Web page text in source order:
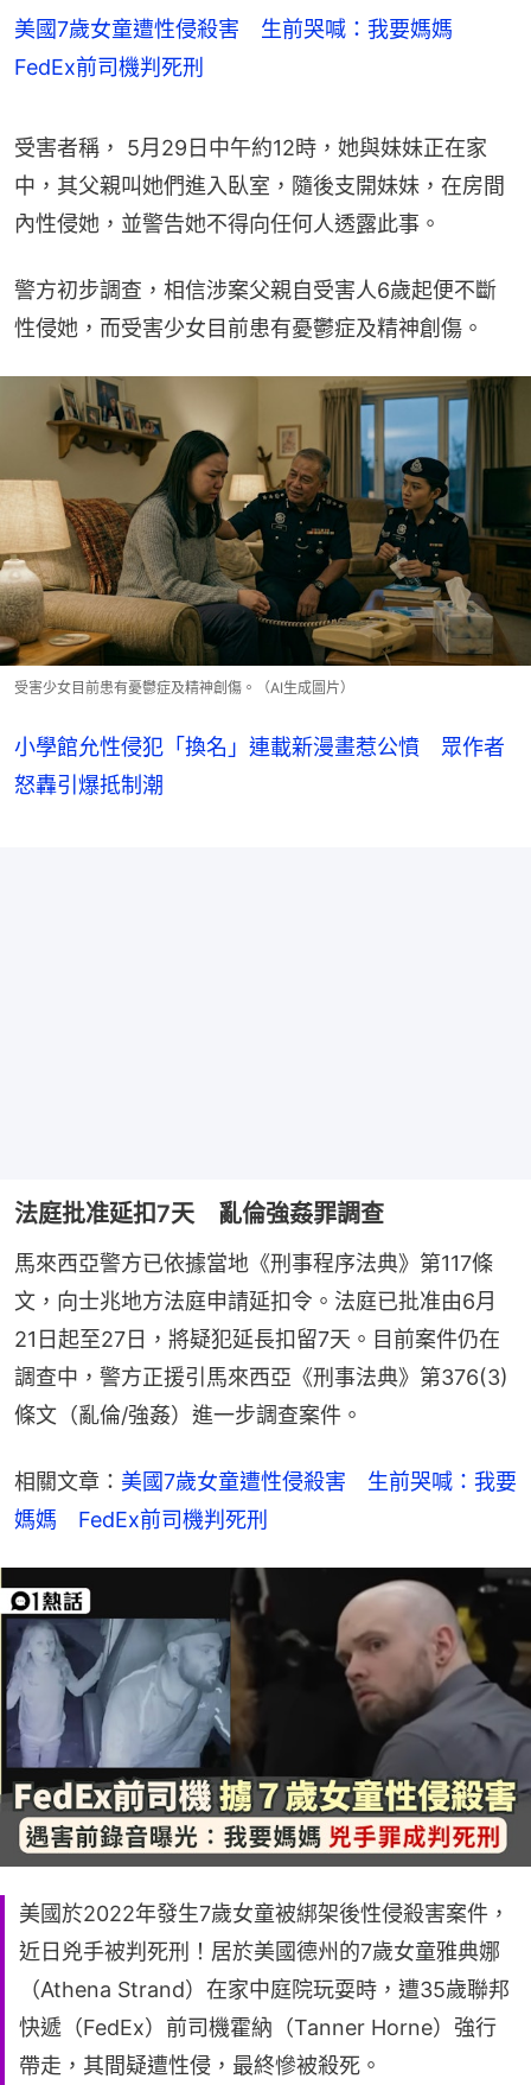
美國7歲女童遭性侵殺害 生前哭喊：我要媽媽
FedEx前司機判死刑
受害者稱， 5月29日中午約12時，她與妹妹正在家
中，其父親叫她們進入臥室，隨後支開妹妹，在房間
內性侵她，並警告她不得向任何人透露此事。
警方初步調查，相信涉案父親自受害人6歲起便不斷
性侵她，而受害少女目前患有憂鬱症及精神創傷。
受害少女目前患有憂鬱症及精神創傷。（AI生成圖片）
小學館允性侵犯「換名」連載新漫畫惹公憤 眾作者
怒轟引爆抵制潮
法庭批准延扣7天 亂倫強姦罪調查
馬來西亞警方已依據當地《刑事程序法典》第117條
文，向士兆地方法庭申請延扣令。法庭已批准由6月
21日起至27日，將疑犯延長扣留7天。目前案件仍在
調查中，警方正援引馬來西亞《刑事法典》第376(3)
條文（亂倫/強姦）進一步調查案件。
相關文章： 美國7歲女童遭性侵殺害　生前哭喊：我要
媽媽　FedEx前司機判死刑
美國於2022年發生7歲女童被綁架後性侵殺害案件，
近日兇手被判死刑！居於美國德州的7歲女童雅典娜
（Athena Strand）在家中庭院玩耍時，遭35歲聯邦
快遞（FedEx）前司機霍納（Tanner Horne）強行
帶走，其間疑遭性侵，最終慘被殺死。